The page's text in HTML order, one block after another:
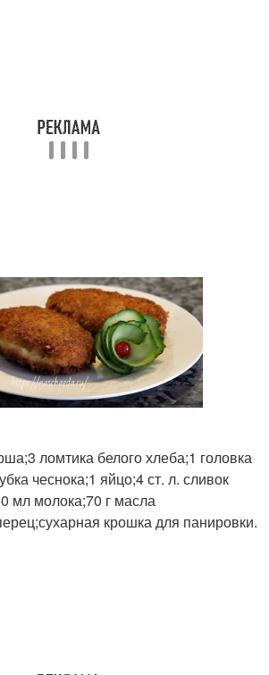
ломтика белого хлеба;1 головка
чеснока;1 яйцо;4 ст. л. сливок
мл молока;70 г масла
крошка для панировки.